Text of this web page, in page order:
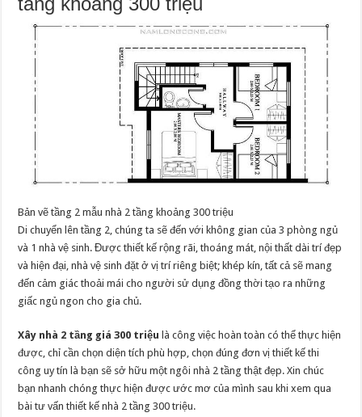
Bản vẽ tầng 2 mẫu nhà 2 tầng khoảng 300 triệu
Di chuyển lên tầng 2, chúng ta sẽ đến với không gian của 3 phòng ngủ
và 1 nhà vệ sinh. Được thiết kế rộng rãi, thoáng mát, nội thất dài trí đẹp
và hiện đại, nhà vệ sinh đặt ở vị trí riêng biệt; khép kín, tất cả sẽ mang
đến cảm giác thoải mái cho người sử dụng đồng thời tạo ra những
giấc ngủ ngon cho gia chủ.
Xây nhà 2 tầng giá 300 triệu là công việc hoàn toàn có thể thực hiện
được, chỉ cần chọn diện tích phù hợp, chọn đúng đơn vị thiết kế thi
công uy tín là bạn sẽ sở hữu một ngôi nhà 2 tầng thật đẹp. Xin chúc
bạn nhanh chóng thực hiện được ước mơ của mình sau khi xem qua
bài tư vấn thiết kế nhà 2 tầng 300 triệu.